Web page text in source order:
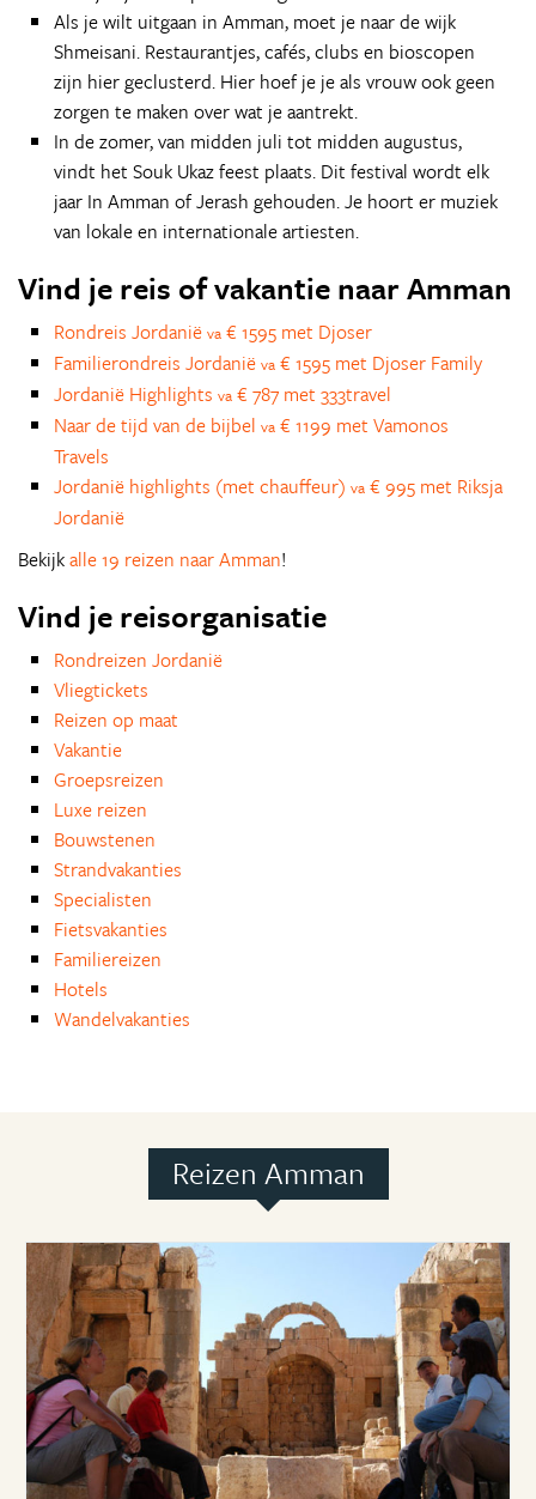
Als je wilt uitgaan in Amman, moet je naar de wijk
Shmeisani. Restaurantjes, cafés, clubs en bioscopen
zijn hier geclusterd. Hier hoef je je als vrouw ook geen
zorgen te maken over wat je aantrekt.
In de zomer, van midden juli tot midden augustus,
vindt het Souk Ukaz feest plaats. Dit festival wordt elk
jaar In Amman of Jerash gehouden. Je hoort er muziek
van lokale en internationale artiesten.
Vind je reis of vakantie naar Amman
Rondreis Jordanië va € 1595 met Djoser
Familierondreis Jordanië va € 1595 met Djoser Family
Jordanië Highlights va € 787 met 333travel
Naar de tijd van de bijbel va € 1199 met Vamonos
Travels
Jordanië highlights (met chauffeur) va € 995 met Riksja
Jordanië
Bekijkalle 19 reizen naar Amman!
Vind je reisorganisatie
Rondreizen Jordanië
Vliegtickets
Reizen op maat
Vakantie
Groepsreizen
Luxe reizen
Bouwstenen
Strandvakanties
Specialisten
Fietsvakanties
Familiereizen
Hotels
Wandelvakanties
Reizen Amman